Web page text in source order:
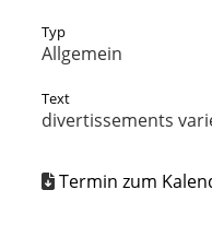
Typ
Allgemein
Text
divertissements
Termin zum